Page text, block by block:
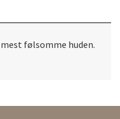
følsomme huden.